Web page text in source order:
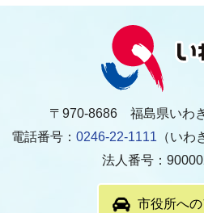
〒970-8686 福島県いわ
電話番号： 0246-22-1111 （いわ
法人番号：
市役所へ